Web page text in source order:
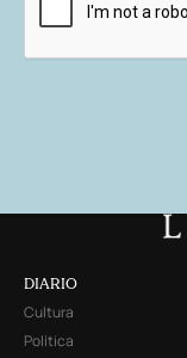
DIARIO
Cultura
Política